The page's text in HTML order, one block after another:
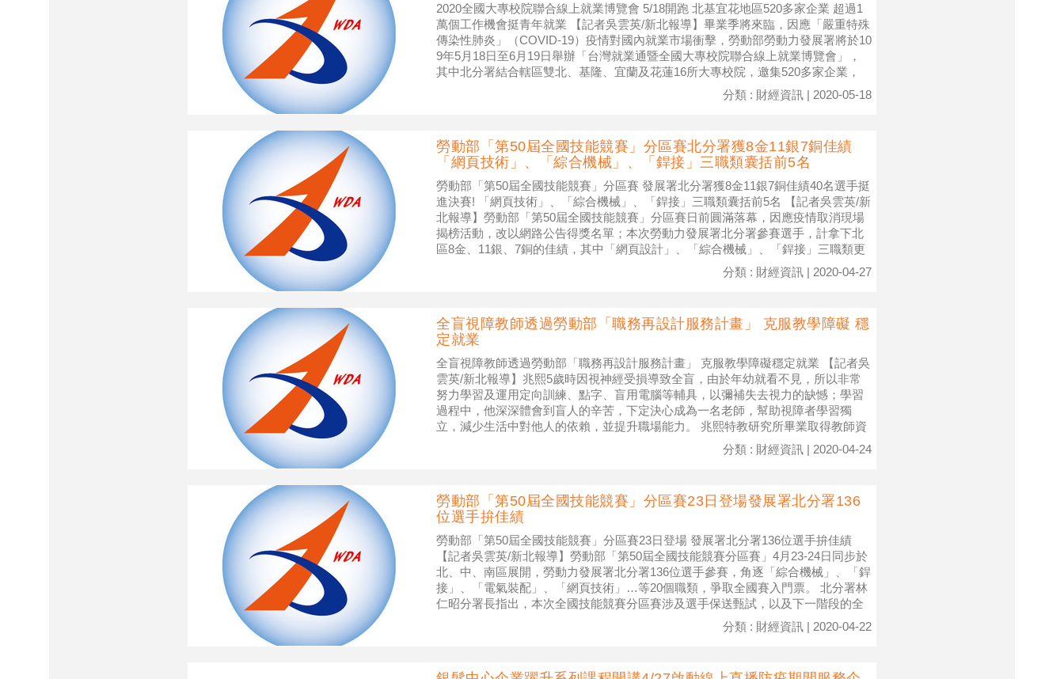
2020全國大專校院聯合線上就業博覽會 5/18開跑 北基宜花地區520多家企業 超過1
萬個工作機會挺青年就業 【記者吳雲英/新北報導】畢業季將來臨，因應「嚴重特殊
傳染性肺炎」（COVID-19）疫情對國內就業市場衝擊，勞動部勞動力發展署將於10
9年5月18日至6月19日舉辦「台灣就業通暨全國大專校院聯合線上就業博覽會」，
其中北分署結合轄區雙北、基隆、宜蘭及花蓮16所大專校院，邀集520多家企業，
分類 : 財經資訊 | 2020-05-18
勞動部「第50屆全國技能競賽」分區賽北分署獲8金11銀7銅佳績
「網頁技術」、「綜合機械」、「銲接」三職類囊括前5名
勞動部「第50屆全國技能競賽」分區賽 發展署北分署獲8金11銀7銅佳績40名選手挺
進決賽! 「網頁技術」、「綜合機械」、「銲接」三職類囊括前5名 【記者吳雲英/新
北報導】勞動部「第50屆全國技能競賽」分區賽日前圓滿落幕，因應疫情取消現場
揭榜活動，改以網路公告得獎名單；本次勞動力發展署北分署參賽選手，計拿下北
區8金、11銀、7銅的佳績，其中「網頁設計」、「綜合機械」、「銲接」三職類更
分類 : 財經資訊 | 2020-04-27
全盲視障教師透過勞動部「職務再設計服務計畫」 克服教學障礙 穩
定就業
全盲視障教師透過勞動部「職務再設計服務計畫」 克服教學障礙穩定就業 【記者吳
雲英/新北報導】兆熙5歲時因視神經受損導致全盲，由於年幼就看不見，所以非常
努力學習及運用定向訓練、點字、盲用電腦等輔具，以彌補失去視力的缺憾；學習
過程中，他深深體會到盲人的辛苦，下定決心成為一名老師，幫助視障者學習獨
立，減少生活中對他人的依賴，並提升職場能力。 兆熙特教研究所畢業取得教師資
分類 : 財經資訊 | 2020-04-24
勞動部「第50屆全國技能競賽」分區賽23日登場發展署北分署136
位選手拚佳績
勞動部「第50屆全國技能競賽」分區賽23日登場 發展署北分署136位選手拚佳績
【記者吳雲英/新北報導】勞動部「第50屆全國技能競賽分區賽」4月23-24日同步於
北、中、南區展開，勞動力發展署北分署136位選手參賽，角逐「綜合機械」、「銲
接」、「電氣裝配」、「網頁技術」…等20個職類，爭取全國賽入門票。 北分署林
仁昭分署長指出，本次全國技能競賽分區賽涉及選手保送甄試，以及下一階段的全
分類 : 財經資訊 | 2020-04-22